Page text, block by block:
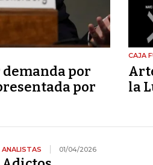
por
por
CAJA
la
ANALISTAS 01/04/2026